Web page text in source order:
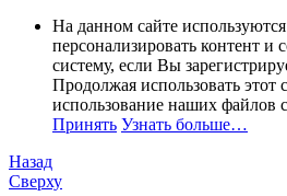
На данном сайте
персонализировать контент и
систему, если Вы
Продолжая использовать этот
использование наших файлов
Принять Узнать больше…
Назад
Сверху